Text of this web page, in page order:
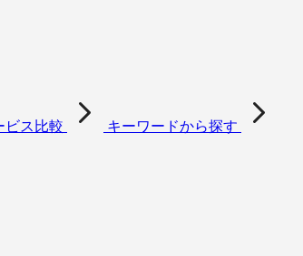
ビス比較 キーワードから探す